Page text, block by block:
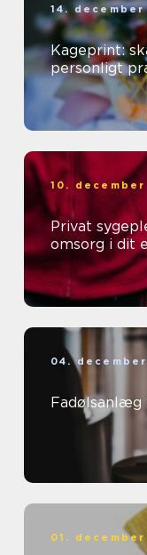
14. december
Kageprint:
personligt
10.
Privat
omsorg i dit
04.
01.